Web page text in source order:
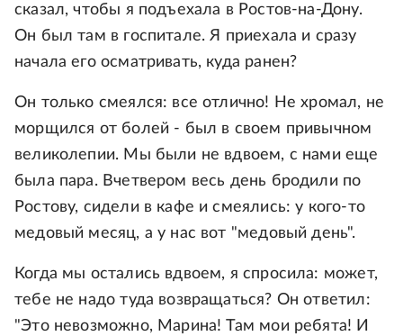
скaзaл, чтобы я подъехaлa в Ростов-на-Дону.
Он был там в госпитале. Я приехала и срaзу
нaчaлa его оcмaтривaть, куда ранен?
Он только смеялся: все отлично! Не хромал, не
морщился от болей - был в своем привычном
великолепии. Мы были не вдвоем, с нами еще
была пара. Вчетвером весь день бродили по
Ростову, сидели в кафе и смеялись: у кого-то
медовый месяц, а у нас вот "медовый день".
Когда мы остались вдвоем, я спросилa: может,
тебе не надо туда возвращаться? Он ответил:
"Это невозможно, Мaринa! Там мои ребята! И